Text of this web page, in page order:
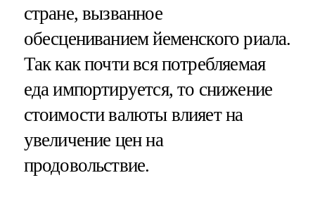
стране, вызванное
обесцениванием йеменского риала.
Так как почти вся потребляемая
еда импортируется, то снижение
стоимости валюты влияет на
увеличение цен на
продовольствие.